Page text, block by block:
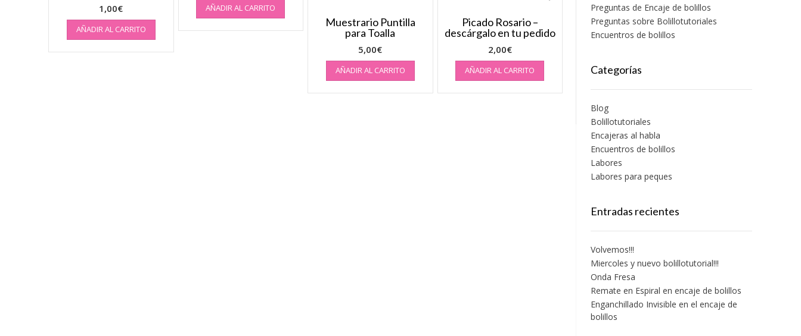
1,00€
AÑADIR AL CARRITO
AÑADIR AL CARRITO
Muestrario Puntilla
para Toalla
5,00€
AÑADIR AL CARRITO
Picado Rosario –
descárgalo en tu pedido
2,00€
AÑADIR AL CARRITO
Preguntas de Encaje de bolillos
Preguntas sobre Bolillotutoriales
Encuentros de bolillos
Categorías
Blog
Bolillotutoriales
Encajeras al habla
Encuentros de bolillos
Labores
Labores para peques
Entradas recientes
Volvemos!!!
Miercoles y nuevo bolillotutorial!!!
Onda Fresa
Remate en Espiral en encaje de bolillos
Enganchillado Invisible en el encaje de
bolillos